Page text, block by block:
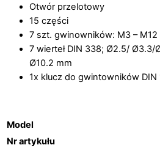
Otwór przelotowy
15 części
7 szt. gwinowników: M3 – M12
7 wierteł DIN 338; Ø2.5/
Ø10.2 mm
1x klucz do gwintowników DIN
Model
Nr artykułu